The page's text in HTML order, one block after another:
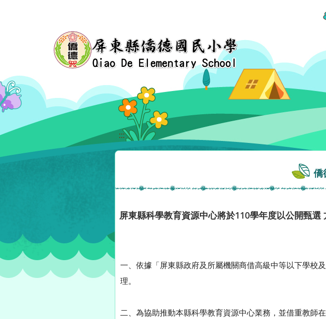
:::
僑
屏東縣科學教育資源中心將於110學年度以公開甄選
一、依據「屏東縣政府及所屬機關商借高級中等以下學校
理。
二、為協助推動本縣科學教育資源中心業務，並借重教師